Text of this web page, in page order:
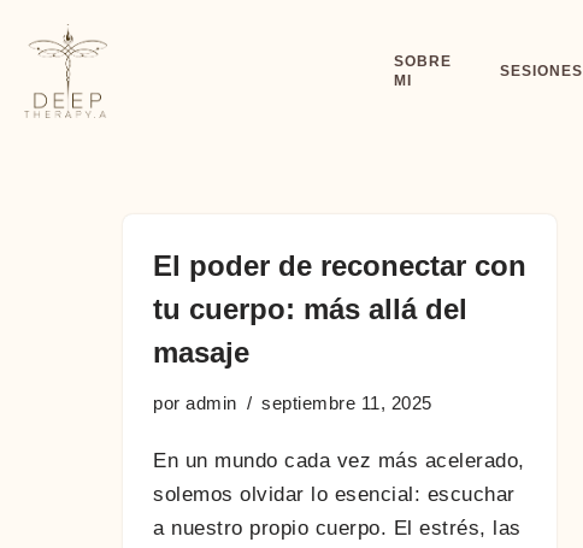
Saltar
al
SOBRE
MI
SESIONES
El poder de reconectar con
tu cuerpo: más allá del
masaje
por admin septiembre 11, 2025
En un mundo cada vez más acelerado,
solemos olvidar lo esencial: escuchar
a nuestro propio cuerpo. El estrés, las